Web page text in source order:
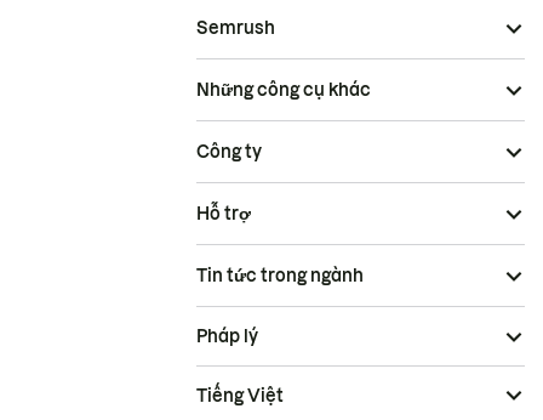
Semrush
Những công cụ khác
Công ty
Hỗ trợ
Tin tức trong ngành
Pháp lý
Tiếng Việt